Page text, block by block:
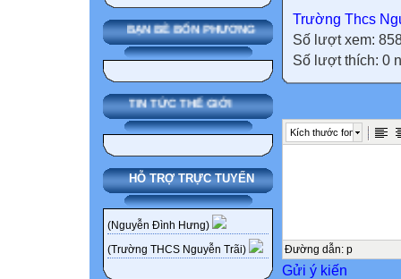
BẠN BÈ BỐN PHƯƠNG
TIN TỨC THẾ GIỚI
HỖ TRỢ TRỰC TUYẾN
(Nguyễn Đình Hưng)
(Trường THCS Nguyễn Trãi)
Trường Thcs
Số lượt xem:
Số lượt thích: 0
Kích thước font
Đường dẫn: p
Gửi ý kiến